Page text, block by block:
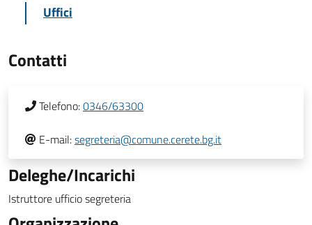
Uffici
Contatti
Telefono:0346/63300
E-mail:segreteria@comune.cerete.bg.it
Deleghe/Incarichi
Istruttore ufficio segreteria